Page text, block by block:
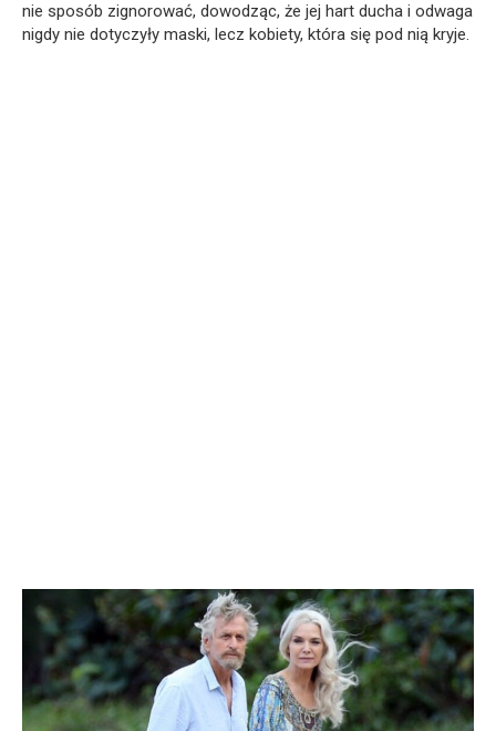
nie sposób zignorować, dowodząc, że jej hart ducha i odwaga
nigdy nie dotyczyły maski, lecz kobiety, która się pod nią kryje.